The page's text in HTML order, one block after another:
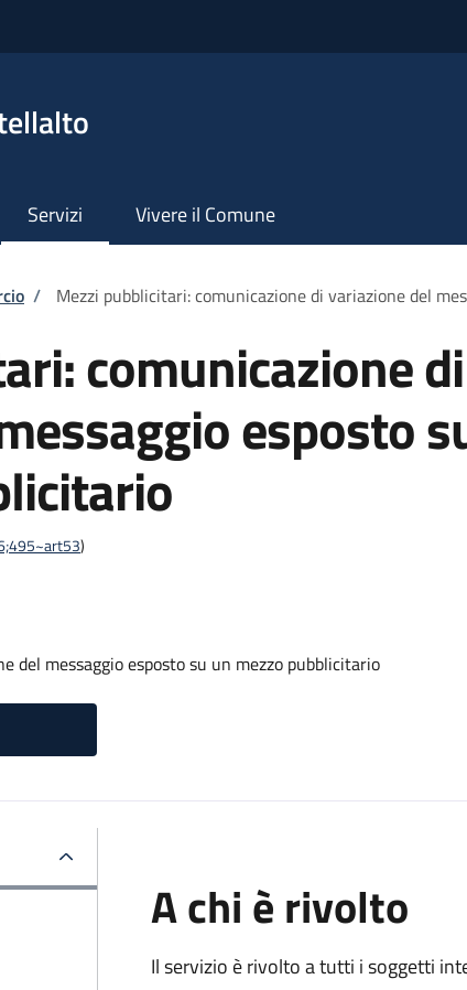
Servizi Vivere il Comune
/ Mezzi pubblicitari: comunicazione di variazione del
comunicazione di
esposto
)
del messaggio esposto su un mezzo pubblicitario
A chi è rivolto
Il servizio è rivolto a tutti i soggetti